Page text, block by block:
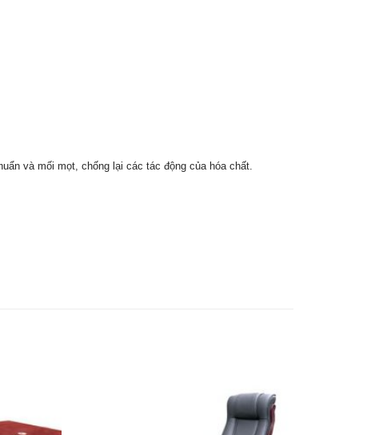
và mối mọt, chống lại các tác động của hóa chất.
Thêm
Thêm